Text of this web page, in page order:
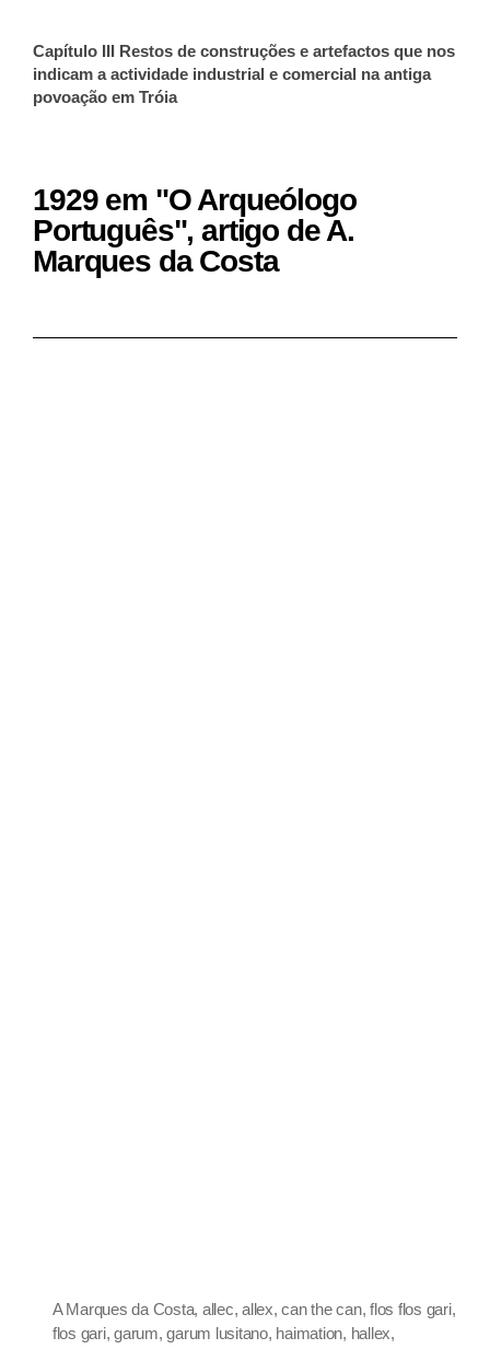
Capítulo III Restos de construções e artefactos que nos
indicam a actividade industrial e comercial na antiga
povoação em Tróia
1929 em "O Arqueólogo
Português", artigo de A.
Marques da Costa
A Marques da Costa, allec,allex,can the can,flos flos gari,
flos gari,garum,garum lusitano, haimation, hallex,